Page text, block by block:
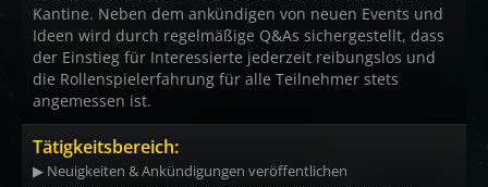
Kantine. Neben dem ankündigen von neuen Events und
Ideen wird durch regelmäßige Q&As sichergestellt, dass
der Einstieg für Interessierte jederzeit reibungslos und
die Rollenspielerfahrung für alle Teilnehmer stets
angemessen ist.
Tätigkeitsbereich:
▶ Neuigkeiten & Ankündigungen veröffentlichen